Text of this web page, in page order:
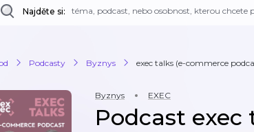
Najděte si:
Podcasty Byznys exec talks (e-commerce
Byznys EXEC
Podcast